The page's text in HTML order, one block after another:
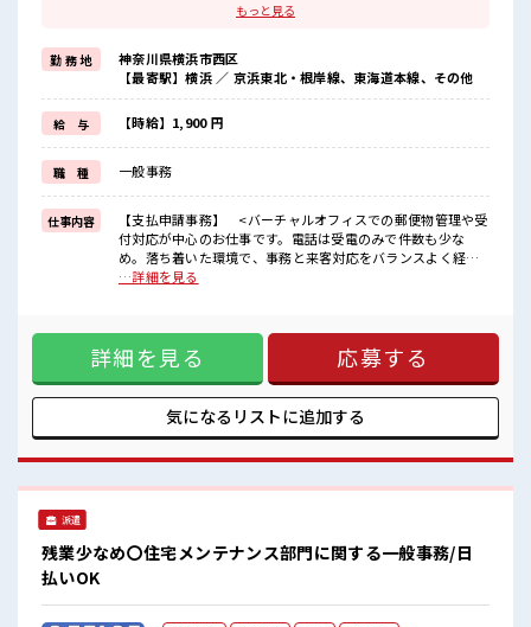
≪女性も活躍できる職場≫
もちろん男性の応募も歓迎です！
≪週休2日制≫
週末は家族や友人と一緒にプライベート満喫！
≪髪型自由≫
基本的に髪色自由で明るすぎたり奇抜でなければOKです！
(規定有)≪様々なお仕事をご提案≫
一人で悩まず気軽に相談できる、
派遣のお仕事です！
■職場の雰囲気
女性も活躍しやすい雰囲気の職場です！
派手すぎなければ多少のヘアカラーもOKなのはウレシイPoint☆
もっと見る
勤 務 地
神奈川県横浜市西区
【最寄駅】横浜 ／ 京浜東北・根岸線、東海道本線、その他
給 与 【時給】1,900 円
職 種 一般事務
仕事内容
【支払申請事務】 <バーチャルオフィスでの郵便物管理や受
付対応が中心のお仕事です。電話は受電のみで件数も少な
め。落ち着いた環境で、事務と来客対応をバランスよく経験
できます。>【業務内容】●郵便物の受け取り、仕分け、保
し)●請求書入力など、依頼に応じた事務作業 ■お仕事PR ≪
ほぼ定時で帰れる≫ 時間をしっかり確保できる、 残業基本ナ
シのお仕事♪ オンとオフをきっちり切り替えたい方にオスス
メ！ ≪女性も活躍できる職場≫ もちろん男性の応募も歓迎で
す！ ≪週休2日制≫ 週末は家族や友人と一緒にプライベート
満喫！ ≪髪型自由≫ 基本的に髪色自由で明るすぎたり奇抜で
悩まず気軽に相談できる、 派遣のお仕事です！ ■職場の雰囲
気 女性も活躍しやすい雰囲気の職場です！ 派手すぎなければ
…詳細を見る
詳細を見る 応募する
気になるリストに追加する
派遣
残業少なめ〇住宅メンテナンス部門に関する一般事務/日
払いOK